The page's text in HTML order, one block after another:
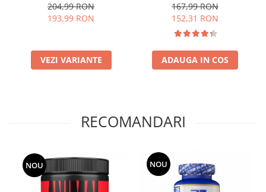
204,99 RON
193,99 RON
VEZI VARIANTE
167,99 RON
152,31 RON
ADAUGA IN COS
RECOMANDARI
NOU NOU